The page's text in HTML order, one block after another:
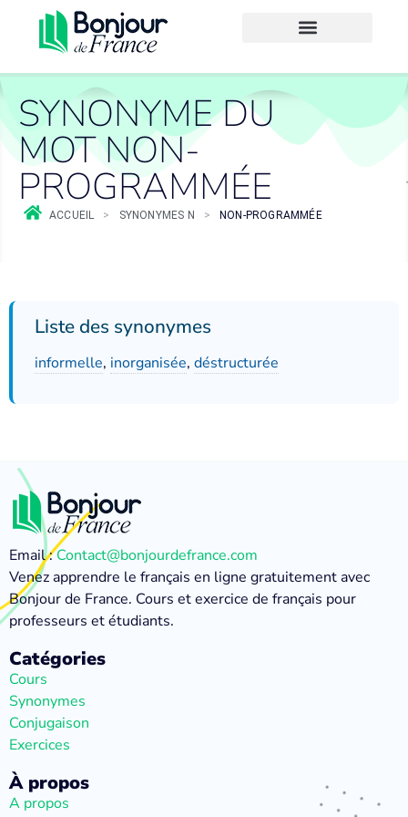
SYNONYME DU
MOT NON-
PROGRAMMÉE
ACCUEIL > SYNONYMES N > NON-PROGRAMMÉE
Liste des synonymes
informelle, inorganisée, déstructurée
Email :Contact@bonjourdefrance.com
Venez apprendre le français en ligne gratuitement avec
Bonjour de France. Cours et exercice de français pour
professeurs et étudiants.
Catégories
Cours
Synonymes
Conjugaison
Exercices
À propos
A propos